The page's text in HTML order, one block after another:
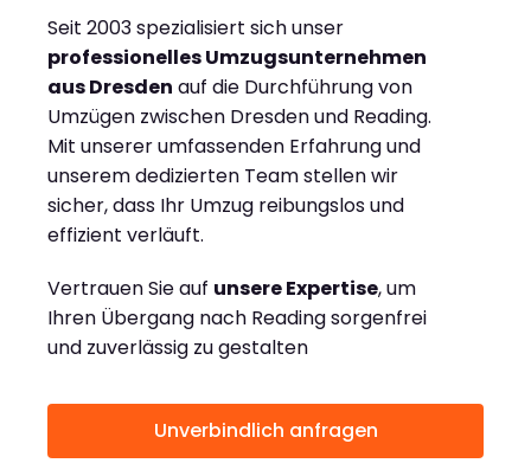
Seit 2003 spezialisiert sich unser
professionelles Umzugsunternehmen
aus Dresden auf die Durchführung von
Umzügen zwischen Dresden und Reading.
Mit unserer umfassenden Erfahrung und
unserem dedizierten Team stellen wir
sicher, dass Ihr Umzug reibungslos und
effizient verläuft.
Vertrauen Sie auf unsere Expertise, um
Ihren Übergang nach Reading sorgenfrei
und zuverlässig zu gestalten
Unverbindlich anfragen